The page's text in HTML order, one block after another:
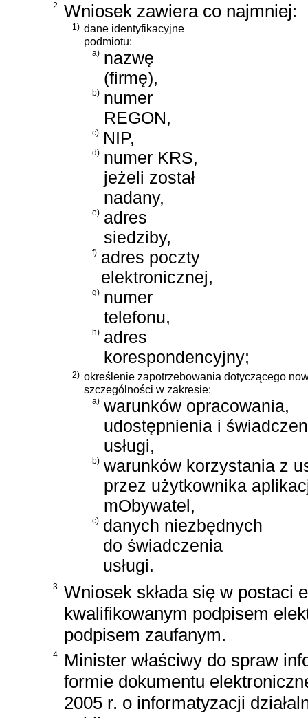
2. Wniosek zawiera co najmniej:
1) dane identyfikacyjne
podmiotu:
a) nazwę
(firmę),
b) numer
REGON,
c) NIP,
d) numer KRS,
jeżeli został
nadany,
e) adres
siedziby,
f) adres poczty
elektronicznej,
g) numer
telefonu,
h) adres
korespondencyjny;
2) określenie zapotrzebowania dotyczącego
szczególności w zakresie:
a) warunków opracowania,
udostępnienia i
usługi,
b) warunków korzystania z
przez użytkownika
mObywatel,
c) danych niezbędnych
do świadczenia
usługi.
3. Wniosek składa się w postaci
kwalifikowanym podpisem
podpisem zaufanym.
4. Minister właściwy do spraw
formie dokumentu
2005 r. o informatyzacji